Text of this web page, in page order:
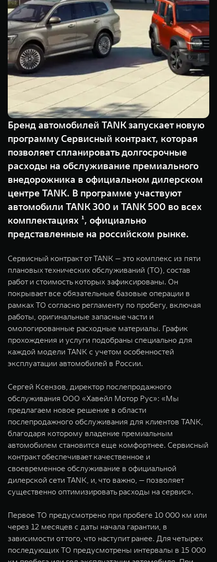
TANK 500
Веди за собой
от 6 499 000 ₽
TANK 700
Сила
от 10 199
WEY 07
Расширяя границы комфорта Эстетика
WEY 80
Масштаб возможностей
WEY 80
ПОКУПКА АВТОМОБИЛЯ
TANK Финансы
Корпоративным клиентам
TANK ФИНАНСЫ
TANK Кредит
TANK Лизинг
TANK Страхование
Сервис
Специальные предложения
Моторные масла
ЦИФРОВЫЕ СЕРВИСЫ TANK
Цифровые сервисы TANK
Подписки
Бренд автомобилей TANK запускает новую
программу Сервисный контракт, которая
позволяет спланировать долгосрочные
расходы на обслуживание премиального
внедорожника в официальном дилерском
центре TANK. В программе участвуют
автомобили TANK 300 и TANK 500 во всех
комплектациях ¹, официально
представленные на российском рынке.
Сервисный контракт от TANK — это комплекс из пяти
плановых технических обслуживаний (ТО), состав
работ и стоимость которых зафиксированы. Он
покрывает все обязательные базовые операции в
рамках ТО согласно регламенту по пробегу, включая
работы, оригинальные запасные части и
омологированные расходные материалы. График
прохождения и услуги подобраны специально для
каждой модели TANK с учетом особенностей
эксплуатации автомобилей в России.
Сергей Ксензов, директор послепродажного
обслуживания ООО «Хавейл Мотор Рус»: «Мы
предлагаем новое решение в области
послепродажного обслуживания для клиентов TANK,
благодаря которому владение премиальным
автомобилем становится еще комфортнее. Сервисный
контракт обеспечивает качественное и
своевременное обслуживание в официальной
дилерской сети TANK, и, что важно, — позволяет
существенно оптимизировать расходы на сервис».
Первое ТО предусмотрено при пробеге 10 000 км или
через 12 месяцев с даты начала гарантии, в
зависимости от того, что наступит ранее. Для четырех
последующих ТО предусмотрены интервалы в 15 000